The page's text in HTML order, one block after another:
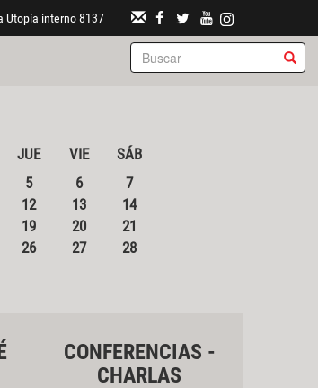
Utopía interno 8137
JUE VIE
SÁB
5 6
7
12 13
14
19 20
21
26 27
28
CONFERENCIAS -
CHARLAS